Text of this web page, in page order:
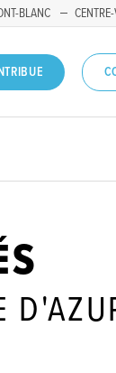
BLANC